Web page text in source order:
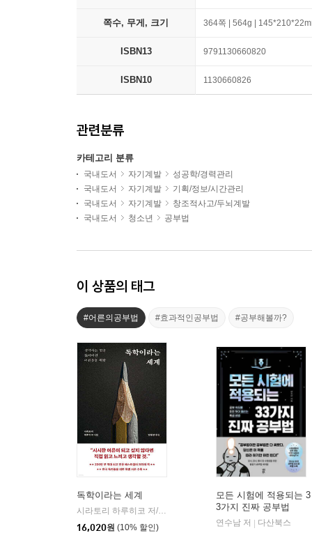
쪽수, 무게, 크기 364쪽 | 564g |
ISBN13 9791130660820
ISBN10 1130660826
관련분류
카테고리 분류
국내도서 자기계발
성공학/경력관리
국내도서
자기계발
기획/정보/시간관리
국내도서
자기계발
창조적사고/두뇌계발
국내도서
청소년 공부법
이 상품의 태그
#어른의공부법 #효과적인공부법 #공부해볼까?
독학이라는 세계
시라토리 하루히코 저/양필성 역
클랩북스
16,020원 (10% 할인)
모든 시험에 적용되는 3
3가지 진짜 공부법
연수남 저
다산북스